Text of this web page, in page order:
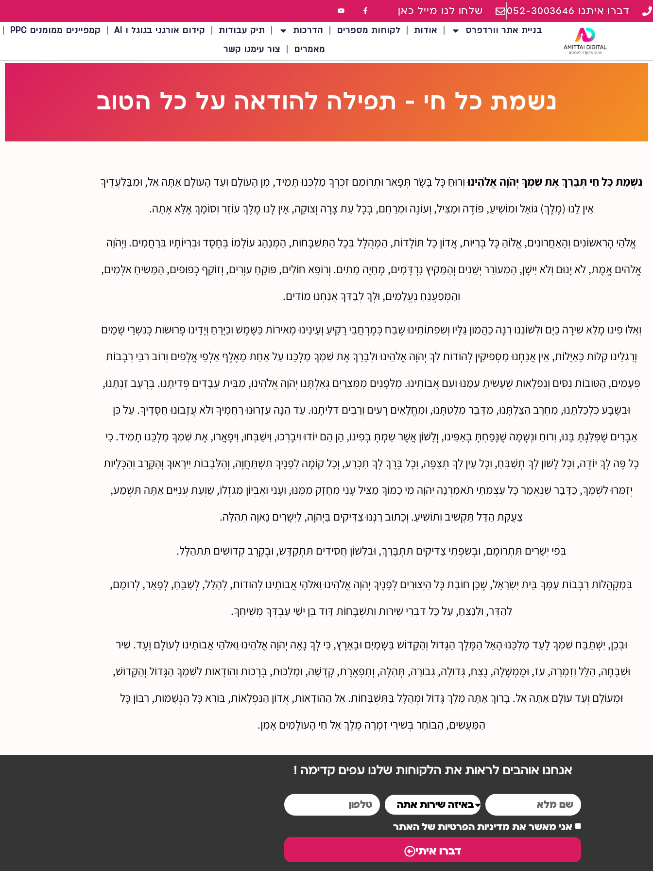
דברו איתנו 052-3003646 שלחו לנו מייל כאן
בניית אתר וורדפרס אודות לקוחות מספרים הדרכות תיק עבודות קידום אורגני בגוגל ו AI
קמפיינים ממומנים PPC
מאמרים
צור עימנו קשר
נשמת כל חי – תפילה להודאה על כל הטוב
נִשְׁמַת כָּל חַי תְּבָרֵךְ אֶת שִׁמְךָ יְהֹוָה אֱלֹהֵינוּוְרוּחַ כָּל בָּשָׂר תְּפָאֵר וּתְרוֹמֵם זִכְרְךָ מַלְכֵּנוּ תָּמִיד, מִן הָעוֹלָם וְעַד הָעוֹלָם אַתָּה אֵל, וּמִבַּלְעֲדֶיךָ
אֵין לָנוּ (מֶלֶךְ) גּוֹאֵל וּמוֹשִׁיעַ, פּוֹדֶה וּמַצִּיל, וְעוֹנֶה וּמְרַחֵם, בְּכָל עֵת צָרָה וְצוּקָה, אֵין לָנוּ מֶלֶךְ עוֹזֵר וְסוֹמֵךְ אֶלָּא אָתָּה.
אֱלֹהֵי הָרִאשׁוֹנִים וְהָאַחֲרוֹנִים, אֱלוֹהַּ כָּל בְּרִיּוֹת, אֲדוֹן כָּל תּוֹלָדוֹת, הַמְּהֻלָּל בְּכָל הַתִּשְׁבָּחוֹת, הַמְּנַהֵג עוֹלָמוֹ בְּחֶסֶד וּבְרִיּוֹתָיו בְּרַחֲמִים. וַיְהֹוָה
אֱלֹהִים אֱמֶת, לֹא יָנוּם וְלֹא יִישָׁן, הַמְעוֹרֵר יְשֵׁנִים וְהַמֵּקִיץ נִרְדָּמִים, מְחַיֶּה מֵתִים. וְרוֹפֵא חוֹלִים, פּוֹקֵחַ עִוְרִים, וְזוֹקֵף כְּפוּפִים, הַמֵּשִׂיחַ אִלְּמִים,
וְהַמְפַעֲנֵחַ נֶעֱלָמִים, וּלְךָ לְבַדְּךָ אֲנַחְנוּ מוֹדִים.
וְאִלּוּ פִינוּ מָלֵא שִׁירָה כַיָּם וּלְשׁוֹנֵנוּ רִנָּה כַּהֲמוֹן גַּלָּיו וְשִׂפְתוֹתֵינוּ שֶׁבַח כְּמֶרְחֲבֵי רָקִיעַ וְעֵינֵינוּ מְאִירוֹת כַּשֶּׁמֶשׁ וְכַיָּרֵחַ וְיָדֵינוּ פְרוּשׂוֹת כְּנִשְׁרֵי שָׁמָיִם
וְרַגְלֵינוּ קַלּוֹת כָּאַיָּלוֹת, אֵין אֲנַחְנוּ מַסְפִּיקִין לְהוֹדוֹת לְךָ יְהֹוָה אֱלֹהֵינוּ וּלְבָרֵךְ אֶת שִׁמְךָ מַלְכֵּנוּ עַל אַחַת מֵאֶלֶף אַלְפֵי אֲלָפִים וְרוֹב רִבֵּי רְבָבוֹת
פְּעָמִים, הַטּוֹבוֹת נִסִּים וְנִפְלָאוֹת שֶׁעָשִׂיתָ עִמָּנוּ וְעִם אֲבוֹתֵינוּ. מִלְּפָנִים מִמִּצְרַיִם גְּאַלְתָּנוּ יְהֹוָה אֱלֹהֵינוּ, מִבֵּית עֲבָדִים פְּדִיתָנוּ. בְּרָעָב זַנְתָּנוּ,
וּבְשָׂבָע כִּלְכַּלְתָּנוּ, מֵחֶרֶב הִצַּלְתָּנוּ, מִדֶּבֶר מִלַּטְתָּנוּ, וּמֵחֳלָאִים רָעִים וְרַבִּים דִּלִּיתָנוּ. עַד הֵנָּה עֲזָרוּנוּ רַחֲמֶיךָ וְלֹא עֲזָבוּנוּ חֲסָדֶיךָ. עַל כֵּן
אֵבָרִים שֶׁפִּלַּגְתָּ בָּנוּ, וְרוּחַ וּנְשָׁמָה שֶׁנָּפַחְתָּ בְּאַפֵּינוּ, וְלָשׁוֹן אֲשֶׁר שַׂמְתָּ בְּפִינוּ, הֵן הֵם יוֹדוּ וִיבָרְכוּ, וִישַׁבְּחוּ, וִיפָאֲרוּ, אֶת שִׁמְךָ מַלְכֵּנוּ תָמִיד. כִּי
כָל פֶּה לְךָ יוֹדֶה, וְכָל לָשׁוֹן לְךָ תְשַׁבֵּחַ, וְכָל עַיִן לְךָ תְצַפֶּה, וְכָל בֶּרֶךְ לְךָ תִכְרַע, וְכָל קוֹמָה לְפָנֶיךָ תִשְׁתַּחֲוֶה, וְהַלְּבָבוֹת יִירָאוּךָ וְהַקֶּרֶב וְהַכְּלָיוֹת
יְזַמְּרוּ לִשְׁמֶךָ, כַּדָּבָר שֶׁנֶּאֱמַר כָּל עַצְמֹתַי תֹּאמַרְנָה יְהֹוָה מִי כָמוֹךָ מַצִּיל עָנִי מֵחָזָק מִמֶּנּוּ, וְעָנִי וְאֶבְיוֹן מִגֹּזְלוֹ, שַׁוְעַת עֲנִיִּים אַתָּה תִּשְׁמַע,
צַעֲקַת הַדַּל תַּקְשִׁיב וְתוֹשִׁיעַ. וְכָתוּב רַנְּנוּ צַדִּיקִים בַּיְהֹוָה, לַיְשָׁרִים נָאוָה תְהִלָּה.
בְּפִי יְשָׁרִים תִּתְרוֹמָם, וּבְשִׂפְתֵי צַדִּיקִים תִּתְבָּרַךְ, וּבִלְשׁוֹן חֲסִידִים תִּתְקַדָּשׁ, וּבְקֶרֶב קְדוֹשִׁים תִּתְהַלָּל.
בְּמִקְהֲלוֹת רִבְבוֹת עַמְּךָ בֵּית יִשְׂרָאֵל, שֶׁכֵּן חוֹבַת כָּל הַיְצוּרִים לְפָנֶיךָ יְהֹוָה אֱלֹהֵינוּ וֵאלֹהֵי אֲבוֹתֵינוּ לְהוֹדוֹת, לְהַלֵּל, לְשַׁבֵּחַ, לְפָאֵר, לְרוֹמֵם,
לְהַדֵּר, וּלְנַצֵּחַ, עַל כָּל דִּבְרֵי שִׁירוֹת וְתִשְׁבָּחוֹת דָּוִד בֶּן יִשַׁי עַבְדְּךָ מְשִׁיחֶךָ.
וּבְכֵן, יִשְׁתַּבַּח שִׁמְךָ לָעַד מַלְכֵּנוּ הָאֵל הַמֶּלֶךְ הַגָּדוֹל וְהַקָּדוֹשׁ בַּשָּׁמַיִם וּבָאָרֶץ, כִּי לְךָ נָאֶה יְהֹוָה אֱלֹהֵינוּ וֵאלֹהֵי אֲבוֹתֵינוּ לְעוֹלָם וָעֶד. שִׁיר
וּשְׁבָחָה, הַלֵּל וְזִמְרָה, עֹז, וּמֶמְשָׁלָה, נֶצַח, גְּדוּלָה, גְּבוּרָה, תְּהִלָּה, וְתִפְאֶרֶת, קְדֻשָׁה, וּמַלְכוּת, בְּרָכוֹת וְהוֹדָאוֹת לְשִׁמְךָ הַגָּדוֹל וְהַקָּדוֹשׁ,
וּמֵעוֹלָם וְעַד עוֹלָם אַתָּה אֵל. בָּרוּךְ אַתָּה מֶלֶךְ גָּדוֹל וּמְהֻלָּל בַּתִּשְׁבָּחוֹת. אֵל הַהוֹדָאוֹת, אֲדוֹן הַנִּפְלָאוֹת, בּוֹרֵא כָּל הַנְּשָׁמוֹת, רִבּוֹן כָּל
הַמַּעֲשִׂים, הַבּוֹחֵר בְּשִׁירֵי זִמְרָה מֶלֶךְ אֵל חַי הָעוֹלָמִים אָמֵן.
אנחנו אוהבים לראות את הלקוחות שלנו עפים קדימה !
אני מאשר את מדיניות הפרטיות של האתר
דברו איתי